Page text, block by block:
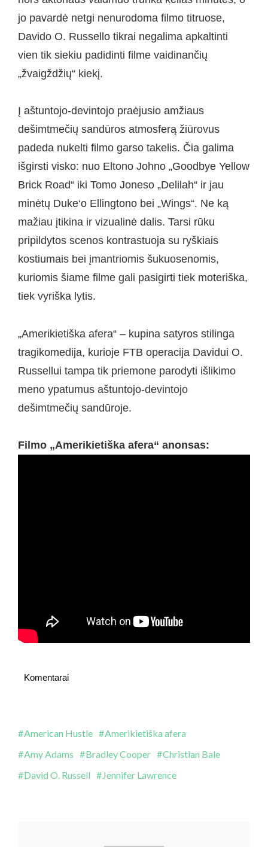
jo pavardė netgi nenurodoma filmo titruose,
Davido O. Russello tikrai negalima apkaltinti
vien tik siekiu padidinti filme vaidinančių
„žvaigždžių“ kiekį.
Į aštuntojo-devintojo praėjusio amžiaus
dešimtmečių sandūros atmosferą žiūrovus
padeda nukelti filmo garso takelis. Čia galima
išgirsti visko: nuo Eltono Johno „Goodbye Yellow
Brick Road“ iki Tomo Joneso „Delilah“ ir jau
minėtų Duke‘o Ellingtono bei „Wings“. Ne ką
mažiau įtikina ir vizualinė dalis. Tarsi rūku
pripildytos scenos kontrastuoja su ryškiais
kostiumais bei įmantriomis šukuosenomis,
kuriomis šiame filme gali pasigirti tiek moteriška,
tiek vyriška lytis.
„Amerikietiška afera“ – kupina satyros stilinga
tragikomedija, kurioje FTB operacija Davidui O.
Russellui tampa tik priemone parodyti išlikimo
meno ypatumus aštuntojo-devintojo
dešimtmečių sandūroje.
Filmo „Amerikietiška afera“ anonsas:
Komentarai
American Hustle
Amerikietiška afera
Amy Adams
Bradley Cooper
Christian Bale
David O. Russell
Jennifer Lawrence